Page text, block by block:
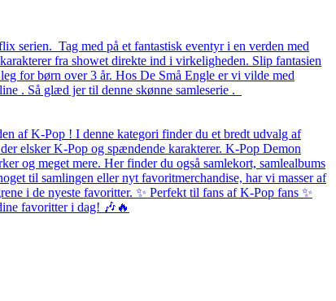
serien. Tag med på et fantastisk eventyr i en verden med
fra showet direkte ind i virkeligheden. Slip fantasien
for børn over 3 år. Hos De Små Engle er vi vilde med
. Så glæd jer til denne skønne samleserie .
af K-Pop ! I denne kategori finder du et bredt udvalg af
elsker K-Pop og spændende karakterer. K-Pop Demon
og meget mere. Her finder du også samlekort, samlealbums
til samlingen eller nyt favoritmerchandise, har vi masser af
i de nyeste favoritter. ✨ Perfekt til fans af K-Pop fans ✨
favoritter i dag! 🎶🔥